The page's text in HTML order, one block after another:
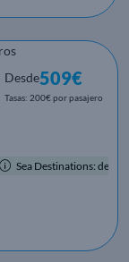
Desde509€
Tasas: 200€ por pasajero
Sea Destinations: